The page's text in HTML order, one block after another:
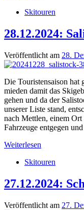
Skitouren
28.12.2024:
Veröffentlicht am 28.
Die Touristensaison
mieden damit das
gehen und da der
unserer Liste stand,
nach Mettlen, einem
Fahrzeuge entgegen
Weiterlesen
Skitouren
27.12.2024:
Veröffentlicht am 27.